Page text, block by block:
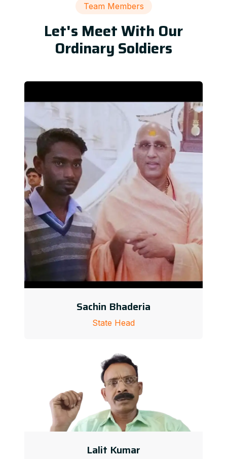
Team Members
Let's Meet With Our
Ordinary Soldiers
Sachin Bhaderia
State Head
Lalit Kumar